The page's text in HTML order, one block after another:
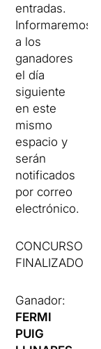
entradas.
Informaremos
a los
ganadores
el día
siguiente
en este
mismo
espacio y
serán
notificados
por correo
electrónico.
CONCURSO
FINALIZADO
Ganador:
FERMI
PUIG